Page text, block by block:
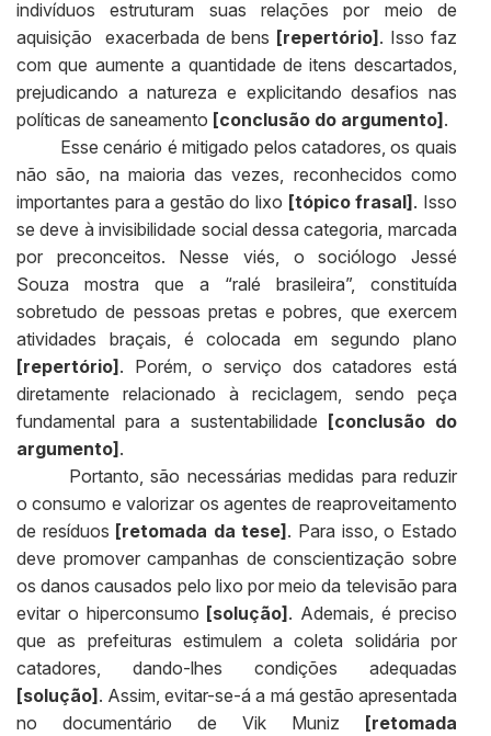
indivíduos estruturam suas relações por meio de
aquisição exacerbada de bens [repertório] . Isso faz
com que aumente a quantidade de itens descartados,
prejudicando a natureza e explicitando desafios nas
políticas de saneamento [conclusão do argumento] .
Esse cenário é mitigado pelos catadores, os quais
não são, na maioria das vezes, reconhecidos como
importantes para a gestão do lixo [tópico frasal] . Isso
se deve à invisibilidade social dessa categoria, marcada
por preconceitos. Nesse viés, o sociólogo Jessé
Souza mostra que a “ralé brasileira”, constituída
sobretudo de pessoas pretas e pobres, que exercem
atividades braçais, é colocada em segundo plano
[repertório] . Porém, o serviço dos catadores está
diretamente relacionado à reciclagem, sendo peça
fundamental para a sustentabilidade
[conclusão do
argumento] .
Portanto, são necessárias medidas para reduzir
o consumo e valorizar os agentes de reaproveitamento
de resíduos [retomada da tese] . Para isso, o Estado
deve promover campanhas de conscientização sobre
os danos causados pelo lixo por meio da televisão para
evitar o hiperconsumo [solução] . Ademais, é preciso
que as prefeituras estimulem a coleta solidária por
catadores, dando-lhes condições adequadas
[solução] . Assim, evitar-se-á a má gestão apresentada
no documentário de Vik Muniz
[retomada